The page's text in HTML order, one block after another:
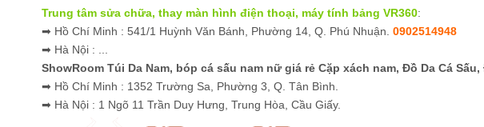
Trung tâm sửa chữa, thay màn hình điện thoại, máy tính bảng VR360:
➡ Hồ Chí Minh : 541/1 Huỳnh Văn Bánh, Phường 14, Q. Phú Nhuận. 0902514948
➡ Hà Nội : ...
ShowRoom Túi Da Nam, bóp cá sấu nam nữ giá rẻ Cặp xách nam, Đồ Da Cá
➡ Hồ Chí Minh : 1352 Trường Sa, Phường 3, Q. Tân Bình.
➡ Hà Nội : 1 Ngõ 11 Trần Duy Hưng, Trung Hòa, Cầu Giấy.